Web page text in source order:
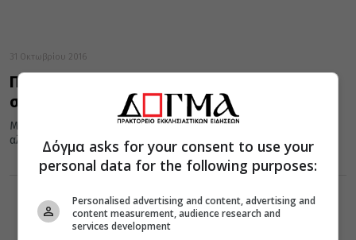
31 Οκτωβρίου 2016
Πίτσα Μαργαρίτα: Μοναδική μοναστηριακή
συνταγή
Μπορεί η Ιταλία να φημίζεται για τα ζυμαρικά και τις πίτσες,
αλλά η αλήθεια είναι πως εμείς οι Έλληνες...
Δόγμα asks for your consent to use your
personal data for the following purposes:
Personalised advertising and content, advertising and
content measurement, audience research and
services development